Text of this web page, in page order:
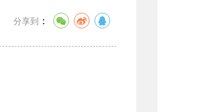
分享到 ：